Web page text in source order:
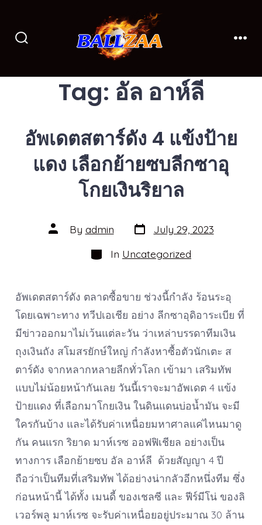
content
Tag: อัล อาห์ลี
อัพเดตสตาร์ดัง 4 แข้งป้าย
แดง เลือกย้ายซบลีกซาอุ
โกยเงินริยาล
Post
author
By admin Post
date
July 29, 2023
Categories
In Uncategorized
อัพเดตสตาร์ดัง ตลาดซื้อขาย ช่วงนี้กำลัง ร้อนระอุ
โดยเฉพาะทาง ทวีปเอเชีย อย่าง ลีกซาอุดิอาระเบีย ที่
มีข่าวออกมาไม่เว้นแต่ละวัน ว่าเหล่าบรรดาทีมเงิน
ถุงเงินถัง สโมสรยักษ์ใหญ่ กำลังหาซื้อตัวนักเตะ ส
ตาร์ดัง จากหลากหลายลีกทั่วโลก เข้ามา เสริมทัพ
แบบไม่น้อยหน้ากันเลย วันนี้เราจะมาอัพเดต 4 แข้ง
ป้ายแดง ที่เลือกมาโกยเงิน ในดินแดนบ่อน้ำมัน จะมี
ใครกันบ้าง และได้รับค่าเหนื่อยมหาศาลแค่ไหนมาดู
กัน คนแรก ริยาด มาห์เรซ ออฟฟิเชียล อย่างเป็น
ทางการ เลือกย้ายซบ อัล อาห์ลี ด้วยสัญญา 4 ปี
ถือว่าเป็นทีมที่เสริมทัพ ได้อย่างน่ากลัวอีกหนึ่งทีม ซึ่ง
ก่อนหน้านี้ ได้ทั้ง เมนดี้ ของเชลซี และ ฟีร์มีโน่ ของลิ
เวอร์พลู มาห์เรซ จะรับค่าเหนื่อยอยู่ประมาณ 30 ล้าน